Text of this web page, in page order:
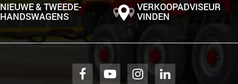
NIEUWE & TWEEDE­
HANDS­WAGENS
VERKOOPADVISEUR
VINDEN